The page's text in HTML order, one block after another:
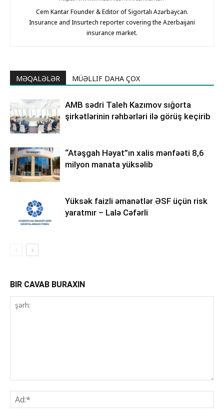
Cem Kantar Founder & Editor of Sigortalı Azərbaycan.
Insurance and Insurtech reporter covering the Azerbaijani
insurance market.
MƏQALƏLƏR MÜƏLLIF DAHA ÇOX
AMB sədri Taleh Kazımov sığorta
şirkətlərinin rəhbərləri ilə görüş keçirib
“Atəşgah Həyat”ın xalis mənfəəti 8,6
milyon manata yüksəlib
Yüksək faizli əmanətlər ƏSF üçün risk
yaratmır – Lalə Cəfərli
BIR CAVAB BURAXIN